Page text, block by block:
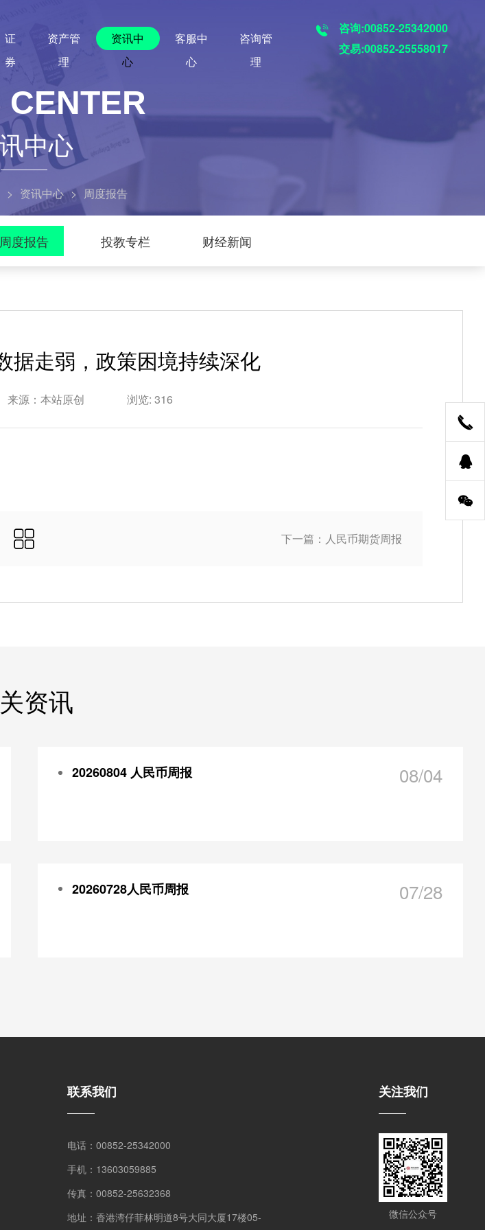
证
券
资产管
理
资讯中
心
客服中
心
咨询管
理
咨询:00852-25342000
交易:00852-25558017
CENTER
中心
> 资讯中心 > 周度报告
周度报告 投教专栏 财经新闻
据走弱，政策困境持续深化
来源：本站原创 浏览: 316
下一篇：人民币期货周报
资讯
20260804 人民币周报 08/04
20260728人民币周报 07/28
联系我们
电话：00852-25342000
手机：13603059885
传真：00852-25632368
地址：香港湾仔菲林明道8号大同大厦17楼05-
关注我们
微信公众号